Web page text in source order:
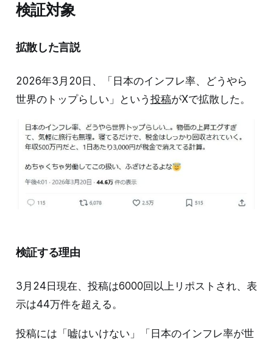
検証対象
拡散した言説
2026年3月20日、「日本のインフレ率、どうやら
世界のトップらしい」という 投稿がXで拡散した。
検証する理由
3月24日現在、投稿は6000回以上リポストされ、表
示は44万件を超える。
投稿には「嘘はいけない」「日本のインフレ率が世